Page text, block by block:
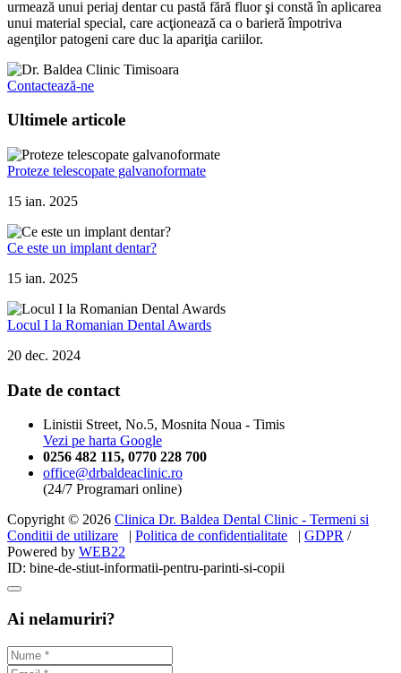
urmează unui periaj dentar cu pastă fără fluor şi constă în aplicarea
unui material special, care acţionează ca o barieră împotriva
agenţilor patogeni care duc la apariţia cariilor.
Contactează-ne
Ultimele articole
Proteze telescopate galvanoformate
15 ian. 2025
Ce este un implant dentar?
15 ian. 2025
Locul I la Romanian Dental Awards
20 dec. 2024
Date de contact
Linistii Street, No.5, Mosnita Noua - Timis
Vezi pe harta Google
0256 482 115, 0770 228 700
office@drbaldeaclinic.ro
(24/7 Programari online)
Copyright © 2026 Clinica Dr. Baldea Dental Clinic - Termeni si
Conditii de utilizare | Politica de confidentialitate | GDPR /
Powered by WEB22
ID: bine-de-stiut-informatii-pentru-parinti-si-copii
Ai nelamuriri?